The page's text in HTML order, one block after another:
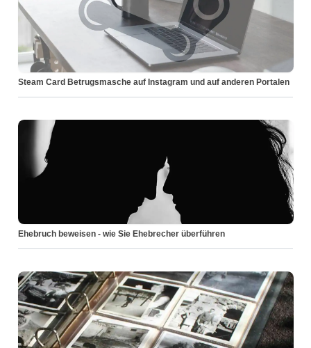
Steam Card Betrugsmasche auf Instagram und auf anderen Portalen
Ehebruch beweisen - wie Sie Ehebrecher überführen